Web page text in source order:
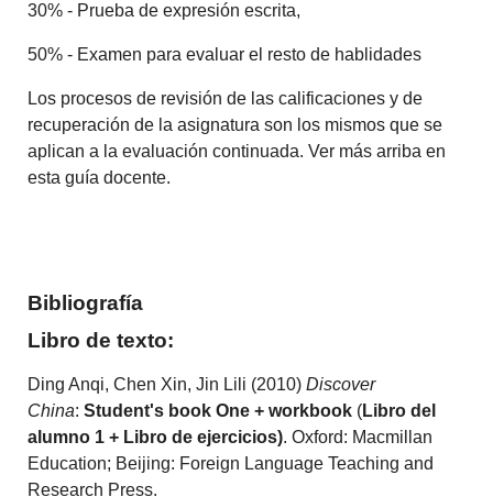
30% - Prueba de expresión escrita,
50% - Examen para evaluar el resto de hablidades
Los procesos de revisión de las calificaciones y de
recuperación de la asignatura son los mismos que se
aplican a la evaluación continuada. Ver más arriba en
esta guía docente.
Bibliografía
Libro de texto:
Ding Anqi, Chen Xin, Jin Lili (2010)Discover
China:Student's book One + workbook (Libro del
alumno 1 + Libro de ejercicios). Oxford: Macmillan
Education; Beijing: Foreign Language Teaching and
Research Press.